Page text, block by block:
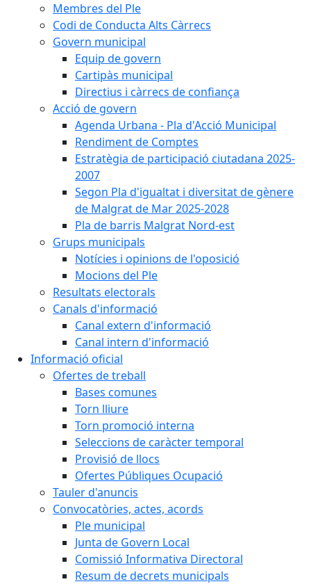
Membres del Ple
Codi de Conducta Alts Càrrecs
Govern municipal
Equip de govern
Cartipàs municipal
Directius i càrrecs de confiança
Acció de govern
Agenda Urbana - Pla d'Acció Municipal
Rendiment de Comptes
Estratègia de participació ciutadana 2025-
2007
Segon Pla d'igualtat i diversitat de gènere
de Malgrat de Mar 2025-2028
Pla de barris Malgrat Nord-est
Grups municipals
Notícies i opinions de l'oposició
Mocions del Ple
Resultats electorals
Canals d'informació
Canal extern d'informació
Canal intern d'informació
Informació oficial
Ofertes de treball
Bases comunes
Torn lliure
Torn promoció interna
Seleccions de caràcter temporal
Provisió de llocs
Ofertes Públiques Ocupació
Tauler d'anuncis
Convocatòries, actes, acords
Ple municipal
Junta de Govern Local
Comissió Informativa Directoral
Resum de decrets municipals